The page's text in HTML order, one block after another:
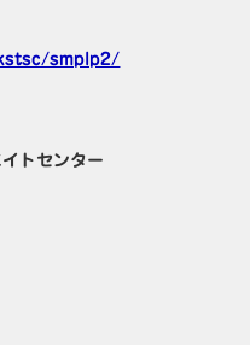
smplp2/
トセンター